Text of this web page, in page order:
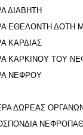
ΔΙΑΒΗΤΗ
ΕΘΕΛΟΝΤΗ ΔΟΤΗ
ΚΑΡΔΙΑΣ
ΚΑΡΚΙΝΟΥ ΤΟΥ
ΝΕΦΡΟΥ
ΔΩΡΕΑΣ